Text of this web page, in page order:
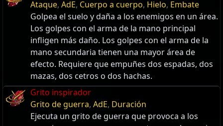
Ataque, AdE, Cuerpo a cuerpo, Hielo, Embate
Golpea el suelo y daña a los enemigos en un área.
Los golpes con el arma de la mano principal
infligen más daño. Los golpes con el arma de la
mano secundaria tienen una mayor área de
efecto. Requiere que empuñes dos espadas, dos
mazas, dos cetros o dos hachas.
Grito inspirador
Grito de guerra, AdE, Duración
Ejecuta un grito de guerra que provoca a los